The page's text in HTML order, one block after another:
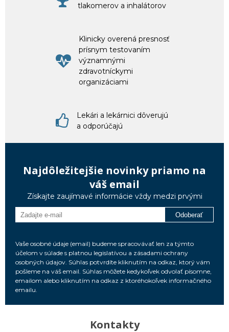
tlakomerov a inhalátorov
Klinicky overená presnosť
prísnym testovaním
významnými
zdravotníckymi
organizáciami
Lekári a lekárnici dôverujú
a odporúčajú
Najdôležitejšie novinky priamo na
váš email
Získajte zaujímavé informácie vždy medzi prvými
Odoberať
Vaše osobné údaje (email) budeme spracovávať len za týmto
účelom v súlade s platnou legislatívou a zásadami ochrany
osobných údajov. Súhlas potvrdíte kliknutím na odkaz, ktorý vám
pošleme na váš email. Súhlas môžete kedykoľvek odvolať písomne,
emailom alebo kliknutím na odkaz z ktoréhokoľvek informačného
emailu.
Kontakty